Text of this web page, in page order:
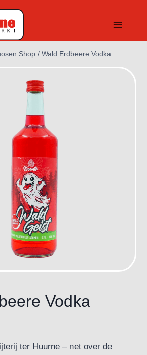
Shop / Wald Erdbeere Vodka
Vodka
ter Huurne – net over de